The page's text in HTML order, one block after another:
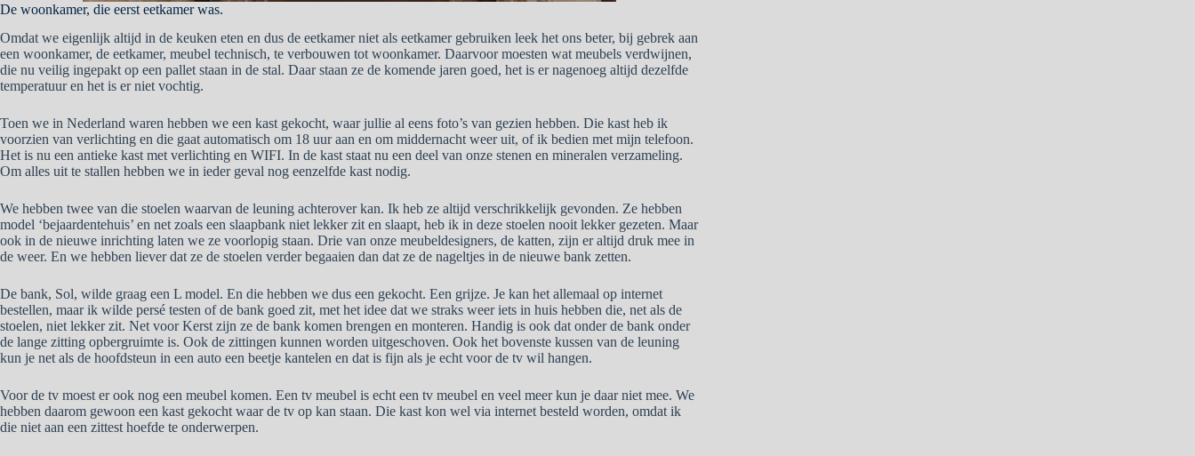
De woonkamer, die eerst eetkamer was.
Omdat we eigenlijk altijd in de keuken eten en dus de eetkamer niet als eetkamer gebruiken leek het ons beter, bij gebrek aan
een woonkamer, de eetkamer, meubel technisch, te verbouwen tot woonkamer. Daarvoor moesten wat meubels verdwijnen,
die nu veilig ingepakt op een pallet staan in de stal. Daar staan ze de komende jaren goed, het is er nagenoeg altijd dezelfde
temperatuur en het is er niet vochtig.
Toen we in Nederland waren hebben we een kast gekocht, waar jullie al eens foto’s van gezien hebben. Die kast heb ik
voorzien van verlichting en die gaat automatisch om 18 uur aan en om middernacht weer uit, of ik bedien met mijn telefoon.
Het is nu een antieke kast met verlichting en WIFI. In de kast staat nu een deel van onze stenen en mineralen verzameling.
Om alles uit te stallen hebben we in ieder geval nog eenzelfde kast nodig.
We hebben twee van die stoelen waarvan de leuning achterover kan. Ik heb ze altijd verschrikkelijk gevonden. Ze hebben
model ‘bejaardentehuis’ en net zoals een slaapbank niet lekker zit en slaapt, heb ik in deze stoelen nooit lekker gezeten. Maar
ook in de nieuwe inrichting laten we ze voorlopig staan. Drie van onze meubeldesigners, de katten, zijn er altijd druk mee in
de weer. En we hebben liever dat ze de stoelen verder begaaien dan dat ze de nageltjes in de nieuwe bank zetten.
De bank, Sol, wilde graag een L model. En die hebben we dus een gekocht. Een grijze. Je kan het allemaal op internet
bestellen, maar ik wilde persé testen of de bank goed zit, met het idee dat we straks weer iets in huis hebben die, net als de
stoelen, niet lekker zit. Net voor Kerst zijn ze de bank komen brengen en monteren. Handig is ook dat onder de bank onder
de lange zitting opbergruimte is. Ook de zittingen kunnen worden uitgeschoven. Ook het bovenste kussen van de leuning
kun je net als de hoofdsteun in een auto een beetje kantelen en dat is fijn als je echt voor de tv wil hangen.
Voor de tv moest er ook nog een meubel komen. Een tv meubel is echt een tv meubel en veel meer kun je daar niet mee. We
hebben daarom gewoon een kast gekocht waar de tv op kan staan. Die kast kon wel via internet besteld worden, omdat ik
die niet aan een zittest hoefde te onderwerpen.